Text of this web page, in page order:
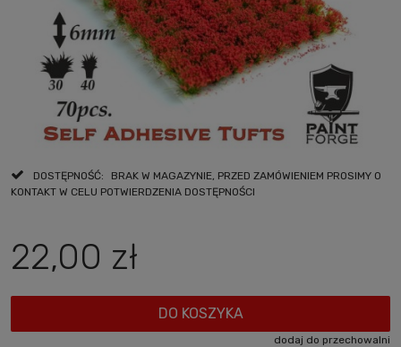
DOSTĘPNOŚĆ:
BRAK W MAGAZYNIE, PRZED ZAMÓWIENIEM PROSIMY O
KONTAKT W CELU POTWIERDZENIA DOSTĘPNOŚCI
22,00 zł
DO KOSZYKA
dodaj do przechowalni